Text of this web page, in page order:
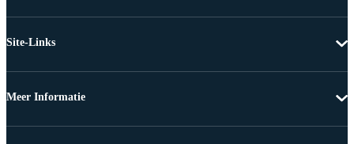
Site-Links
Meer Informatie